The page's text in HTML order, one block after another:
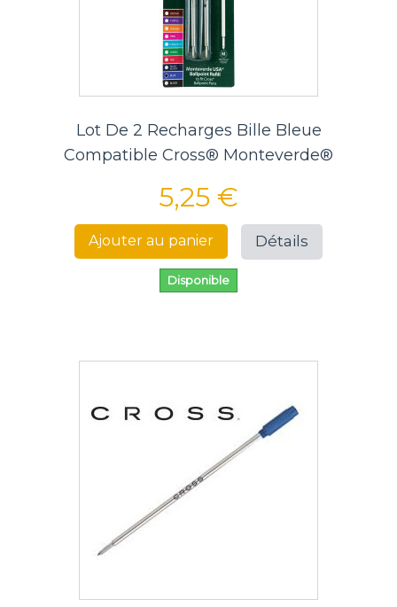
Lot De 2 Recharges Bille Bleue
Compatible Cross® Monteverde®
5,25 €
Ajouter au panier Détails
Disponible